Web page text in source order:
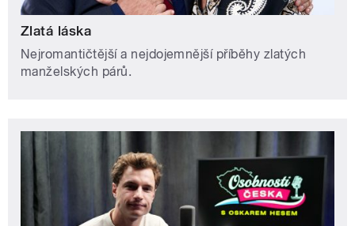
Zlatá láska
Nejromantičtější a nejdojemnější příběhy zlatých
manželských párů.